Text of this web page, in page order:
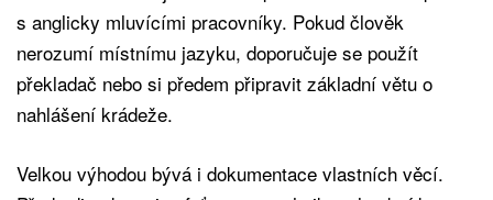
s anglicky mluvícími pracovníky. Pokud člověk
nerozumí místnímu jazyku, doporučuje se použít
překladač nebo si předem připravit základní větu o
nahlášení krádeže.
Velkou výhodou bývá i dokumentace vlastních věcí.